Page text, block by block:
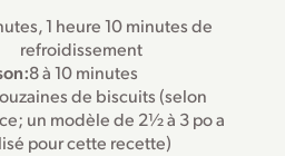
1 heure 10 minutes de
refroidissement
8 à 10 minutes
de biscuits (selon
un modèle de 2½ à 3 po a
pour cette recette)